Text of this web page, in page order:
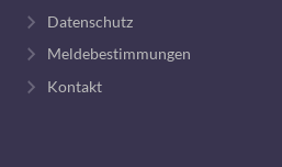
Datenschutz
Meldebestimmungen
Kontakt